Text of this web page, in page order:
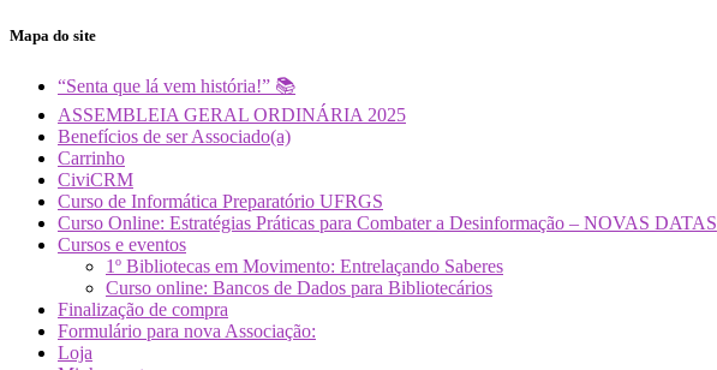
Mapa do site
“Senta que lá vem história!” 📚
ASSEMBLEIA GERAL ORDINÁRIA 2025
Benefícios de ser Associado(a)
Carrinho
CiviCRM
Curso de Informática Preparatório UFRGS
Curso Online: Estratégias Práticas para Combater a Desinformação – NOVAS DATAS
Cursos e eventos
1º Bibliotecas em Movimento: Entrelaçando Saberes
Curso online: Bancos de Dados para Bibliotecários
Finalização de compra
Formulário para nova Associação:
Loja